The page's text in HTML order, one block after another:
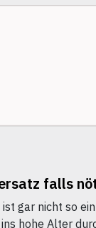
falls
ist gar nicht so
ins hohe Alter